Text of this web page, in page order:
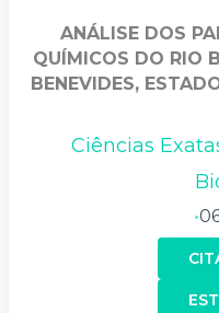
ANÁLISE DOS
QUÍMICOS DO RIO
BENEVIDES,
Ciências
•